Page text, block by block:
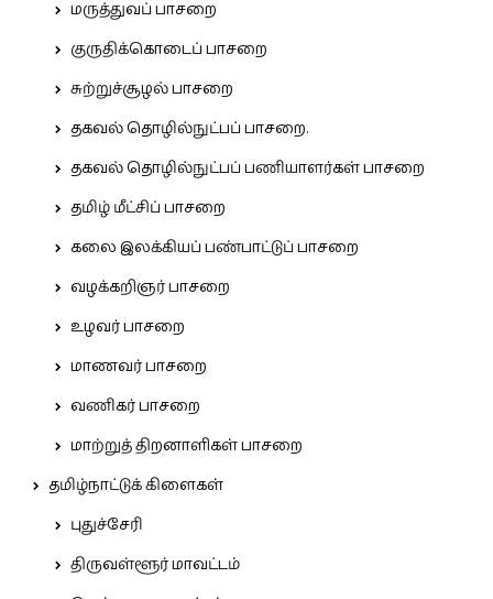
மருத்துவப் பாசறை
குருதிக்கொடைப் பாசறை
சுற்றுச்சூழல் பாசறை
தகவல் தொழில்நுட்பப் பாசறை.
தகவல் தொழில்நுட்பப் பணியாளர்கள் பாசறை
தமிழ் மீட்சிப் பாசறை
கலை இலக்கியப் பண்பாட்டுப் பாசறை
வழக்கறிஞர் பாசறை
உழவர் பாசறை
மாணவர் பாசறை
வணிகர் பாசறை
மாற்றுத் திறனாளிகள் பாசறை
தமிழ்நாட்டுக் கிளைகள்
புதுச்சேரி
திருவள்ளூர் மாவட்டம்